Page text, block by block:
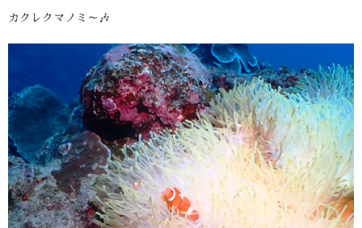
カクレクマノミ～🎶